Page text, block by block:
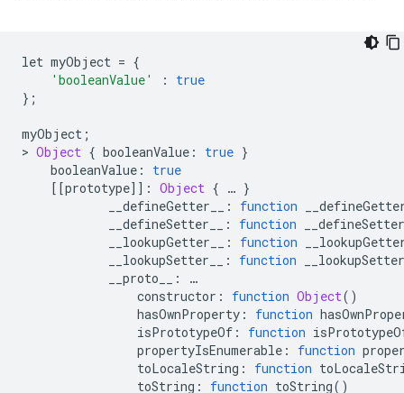
let myObject = {
'booleanValue'
:
true
};
myObject ;
> Object { booleanValue : true }
booleanValue :
true
[[prototype]]: Object { … }
__defineGetter__
: function
__defineSetter__
: function
__lookupGetter__
: function
__lookupSetter__
: function
__proto__
:
…
constructor : function Object()
hasOwnProperty : function
isPrototypeOf : function
propertyIsEnumerable : function
toLocaleString : function
toString : function toString()